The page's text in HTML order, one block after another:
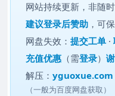
网站持续更新，非随
建议登录后赞助 ，可
网盘失效：提交工单 ·
充值优惠 （需登录）
解压：yguoxue.com
（一般为百度网盘获取）